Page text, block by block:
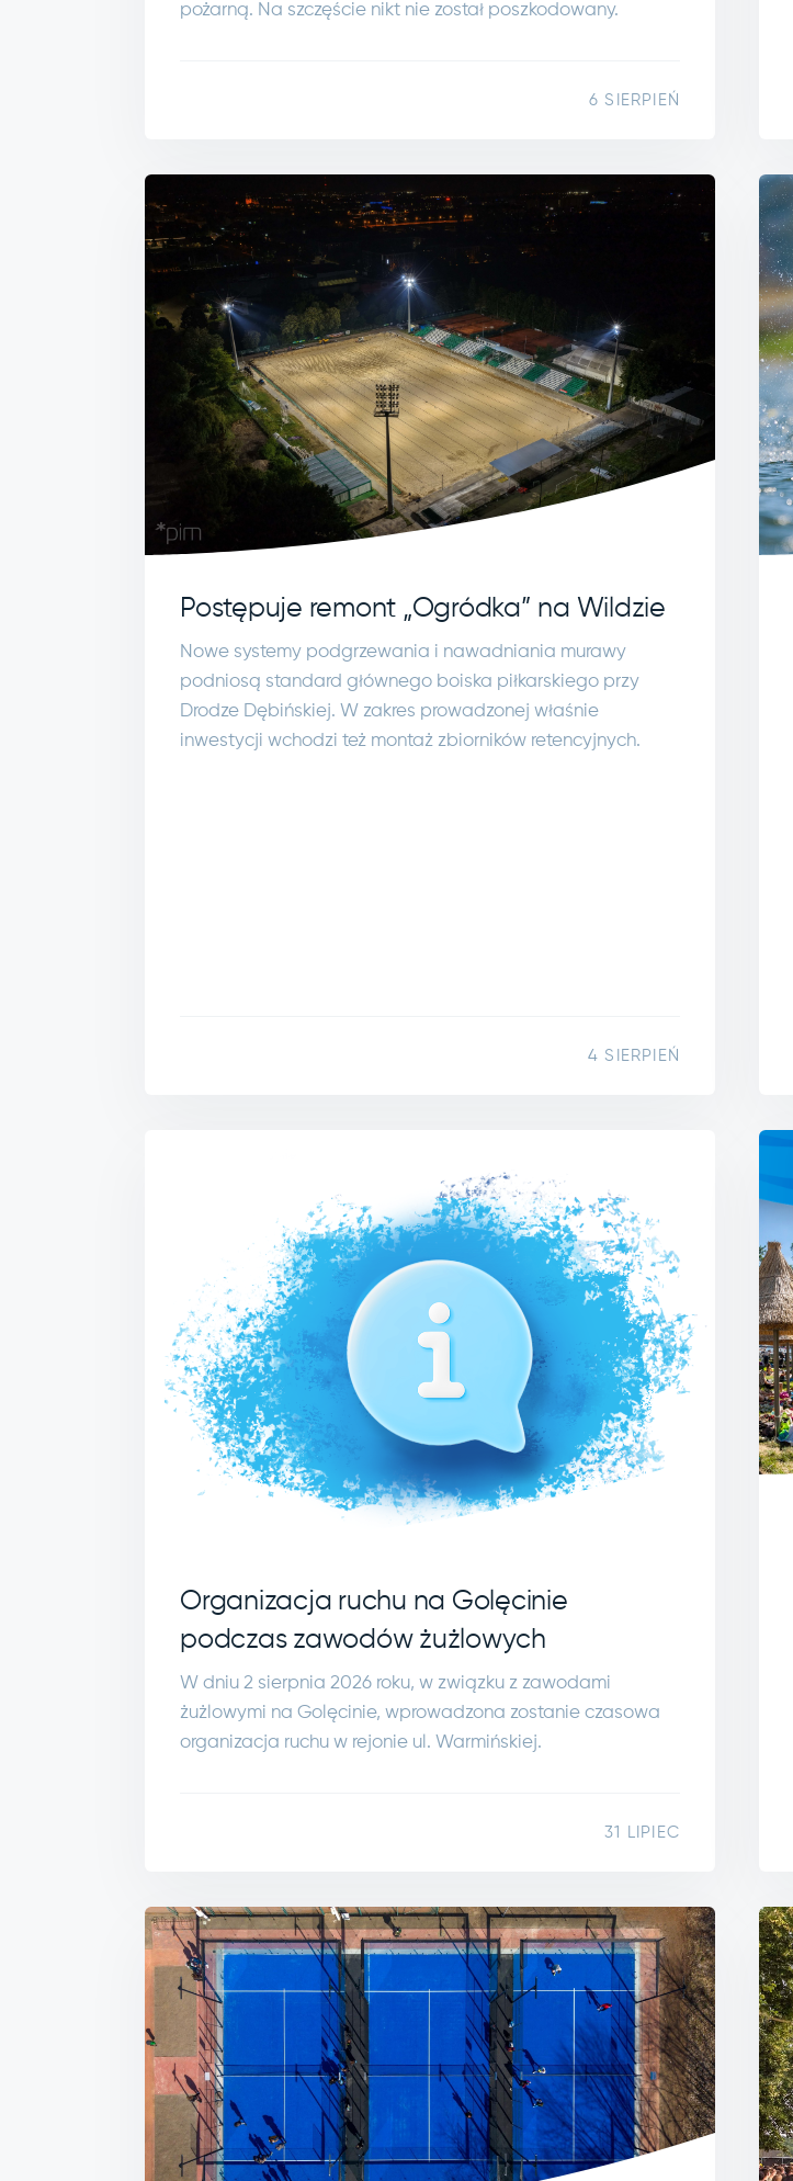
pożarną. Na szczęście nikt nie został poszkodowany.
6 SIERPIEŃ
Postępuje remont „Ogródka” na Wildzie
Nowe systemy podgrzewania i nawadniania murawy
podniosą standard głównego boiska piłkarskiego przy
Drodze Dębińskiej. W zakres prowadzonej właśnie
inwestycji wchodzi też montaż zbiorników retencyjnych.
4 SIERPIEŃ
Organizacja ruchu na Golęcinie
podczas zawodów żużlowych
W dniu 2 sierpnia 2026 roku, w związku z zawodami
żużlowymi na Golęcinie, wprowadzona zostanie czasowa
organizacja ruchu w rejonie ul. Warmińskiej.
31 LIPIEC